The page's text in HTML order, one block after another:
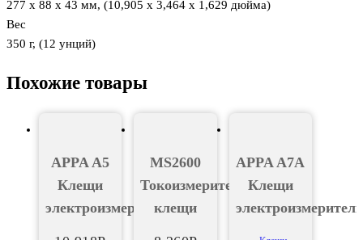
277 x 88 x 43 мм, (10,905 x 3,464 x 1,629 дюйма)
Вес
350 г, (12 унций)
Похожие товары
APPA A5
Клещи
электроизмерительные
MS2600
Токоизмерительные
клещи
APPA A7A
Клещи